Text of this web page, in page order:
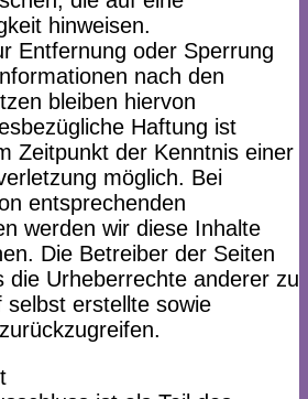
hinweisen.
Entfernung oder Sperrung
nach den
bleiben hiervon
Haftung ist
Zeitpunkt der Kenntnis einer
möglich. Bei
entsprechenden
werden wir diese Inhalte
Die Betreiber der Seiten
die Urheberrechte anderer zu
selbst erstellte sowie